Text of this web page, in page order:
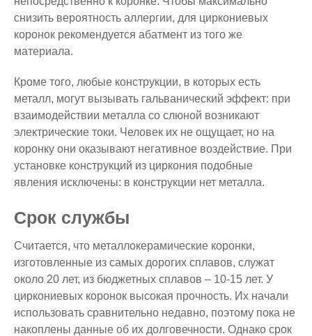
снизить вероятность аллергии, для циркониевых
коронок рекомендуется абатмент из того же
материала.
Кроме того, любые конструкции, в которых есть
металл, могут вызывать гальванический эффект: при
взаимодействии металла со слюной возникают
электрические токи. Человек их не ощущает, но на
коронку они оказывают негативное воздействие. При
установке конструкций из циркония подобные
явления исключены: в конструкции нет металла.
Срок службы
Считается, что металлокерамические коронки,
изготовленные из самых дорогих сплавов, служат
около 20 лет, из бюджетных сплавов – 10-15 лет. У
циркониевых коронок высокая прочность. Их начали
использовать сравнительно недавно, поэтому пока не
накоплены данные об их долговечности. Однако срок